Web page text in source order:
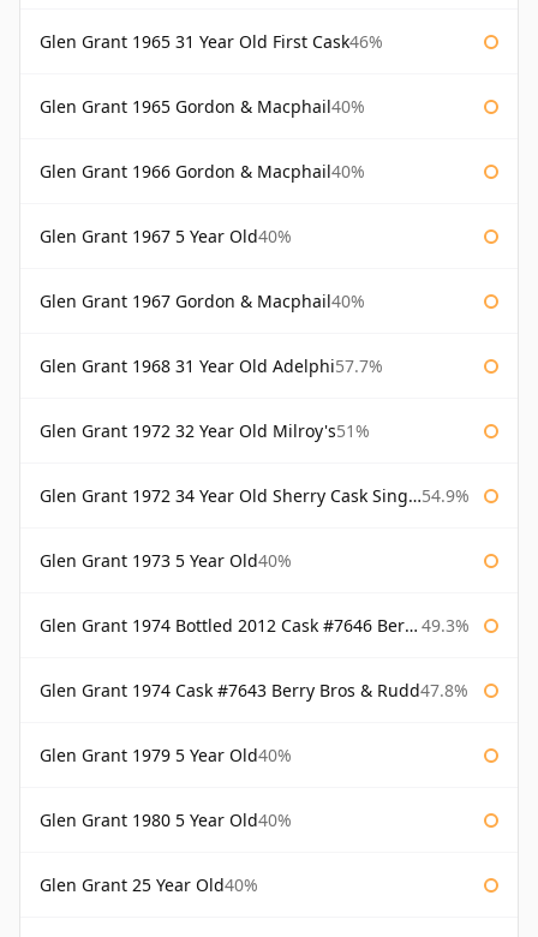
Glen Grant 1965 31 Year Old First Cask46%
Glen Grant 1965 Gordon & Macphail40%
Glen Grant 1966 Gordon & Macphail40%
Glen Grant 1967 5 Year Old40%
Glen Grant 1967 Gordon & Macphail40%
Glen Grant 1968 31 Year Old Adelphi57.7%
Glen Grant 1972 32 Year Old Milroy's51%
Glen Grant 1972 34 Year Old Sherry Cask Single Malts of Scotland 54.9%
Glen Grant 1973 5 Year Old40%
Glen Grant 1974 Bottled 2012 Cask #7646 Berry Bros & Rudd 49.3%
Glen Grant 1974 Cask #7643 Berry Bros & Rudd47.8%
Glen Grant 1979 5 Year Old40%
Glen Grant 1980 5 Year Old40%
Glen Grant 25 Year Old40%